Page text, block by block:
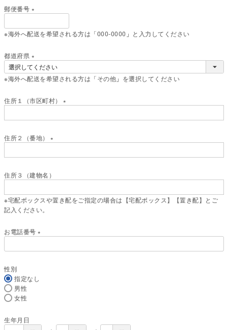
)
郵便番号
必
※海外へ配送を希望される方は「000-0000」と入力してください
都道府県
(
必
)
※海外へ配送を希望される方は「その他」を選択してください
住所１（市区町村）
必
)
住所２（番地）
必
)
住所３（建物名）
※宅配ボックスや置き配をご指定の場合は【宅配ボックス】【置き配】とご
記入ください。
お電話番号
必
性別
指定なし
男性
女性
生年月日